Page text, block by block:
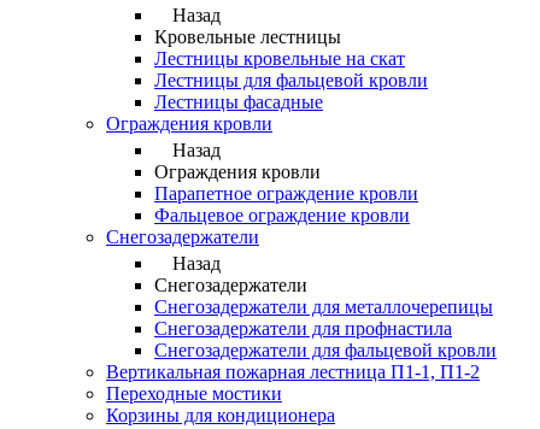
Назад
Кровельные лестницы
Лестницы кровельные на скат
Лестницы для фальцевой кровли
Лестницы фасадные
Ограждения кровли
Назад
Ограждения кровли
Парапетное ограждение кровли
Фальцевое ограждение кровли
Снегозадержатели
Назад
Снегозадержатели
Снегозадержатели для металлочерепицы
Снегозадержатели для профнастила
Снегозадержатели для фальцевой кровли
Вертикальная пожарная лестница П1-1, П1-2
Переходные мостики
Корзины для кондиционера